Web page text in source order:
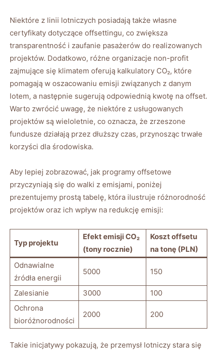
Niektóre z linii lotniczych‌ posiadają także własne
certyfikaty dotyczące offsettingu,⁢ co‍ zwiększa
transparentność i ⁢zaufanie pasażerów ‍do realizowanych
projektów. ⁣Dodatkowo, różne‌ organizacje non-profit⁣
zajmujące się klimatem oferują kalkulatory CO₂, ⁤które
pomagają w oszacowaniu emisji związanych z danym
lotem, a następnie⁤ sugerują odpowiednią kwotę na offset.
Warto zwrócić ​uwagę, że niektóre z usługowanych
projektów są wieloletnie,⁢ co ⁣oznacza, że zrzeszone
fundusze działają przez ⁢dłuższy czas, przynosząc trwałe
korzyści dla środowiska.
Aby lepiej zobrazować, jak programy offsetowe
przyczyniają się ‌do⁢ walki z emisjami,⁤ poniżej
prezentujemy prostą tabelę, która ilustruje różnorodność⁢
projektów oraz ich wpływ na ⁢redukcję emisji:
Typ projektu
Efekt emisji CO₂
(tony rocznie)
Koszt‍ offsetu
na ​tonę ‍(PLN)
Odnawialne
źródła energii
5000 150
Zalesianie 3000
100
Ochrona
bioróżnorodności
2000 200
Takie inicjatywy pokazują, że przemysł lotniczy stara się